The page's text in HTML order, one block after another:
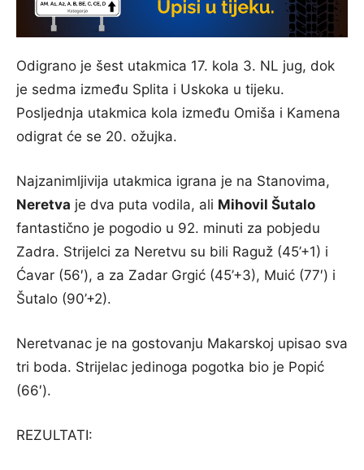
Odigrano je šest utakmica 17. kola 3. NL jug, dok
je sedma između Splita i Uskoka u tijeku.
Posljednja utakmica kola između Omiša i Kamena
odigrat će se 20. ožujka.
Najzanimljivija utakmica igrana je na Stanovima,
Neretva je dva puta vodila, ali Mihovil Šutalo
fantastično je pogodio u 92. minuti za pobjedu
Zadra. Strijelci za Neretvu su bili Raguž (45’+1) i
Ćavar (56′), a za Zadar Grgić (45’+3), Muić (77′) i
Šutalo (90’+2).
Neretvanac je na gostovanju Makarskoj upisao sva
tri boda. Strijelac jedinoga pogotka bio je Popić
(66′).
REZULTATI: